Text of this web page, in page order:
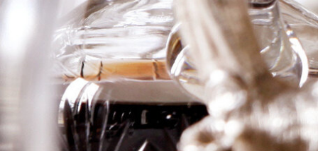
Chambertin,
Meo Camuzet
Frere et Soeur
Logga in för att se priset
Art.nr: 21041-01-2